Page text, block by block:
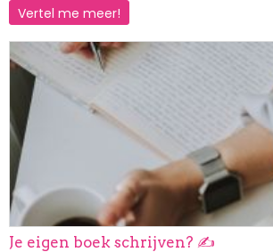
Vertel me meer!
Afbeelding
Je eigen boek schrijven? ✍️